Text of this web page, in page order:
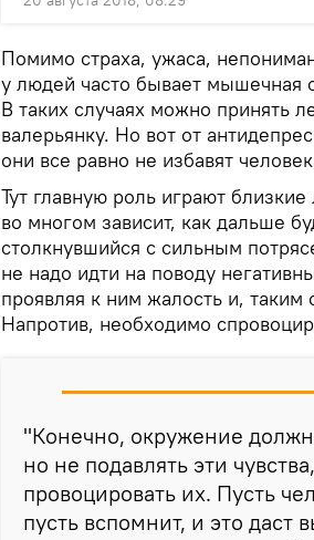
Помимо страха, ужаса,
у людей часто бывает мышечная
В таких случаях можно принять
валерьянку. Но вот от
они все равно не избавят
Тут главную роль играют
во многом зависит, как дальше
столкнувшийся с сильным
не надо идти на поводу
проявляя к ним жалость и, таким
Напротив, необходимо
"Конечно, окружение
но не подавлять эти
провоцировать их. Пусть
пусть вспомнит, и это даст